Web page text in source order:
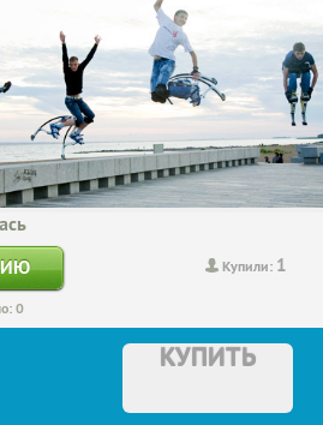
Купили: 1
0
КУПИТЬ